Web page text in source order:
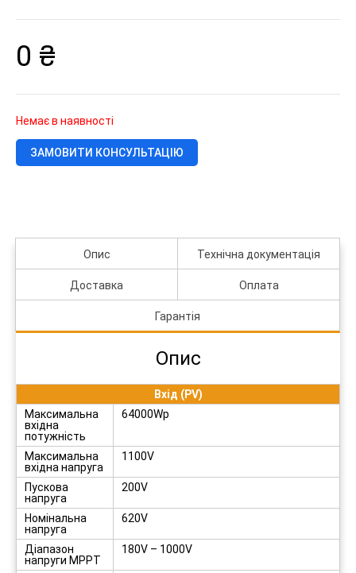
0 ₴
Немає в наявності
ЗАМОВИТИ КОНСУЛЬТАЦІЮ
Опис Технічна документація
Доставка Оплата
Гарантія
Опис
Вхід (PV)
Максимальна
вхідна
потужність
64000Wp
Максимальна
вхідна напруга
1100V
Пускова
напруга
200V
Номінальна
напруга
620V
Діапазон
напруги MPPT
180V – 1000V